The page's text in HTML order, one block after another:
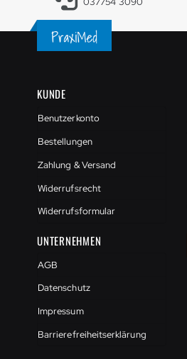
KUNDE
Benutzerkonto
Bestellungen
Zahlung & Versand
Widerrufsrecht
Widerrufsformular
UNTERNEHMEN
AGB
Datenschutz
Impressum
Barrierefreiheitserklärung